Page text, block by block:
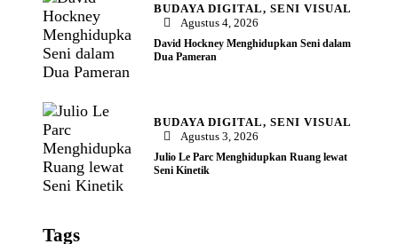
BUDAYA DIGITAL, SENI VISUAL
Agustus 4, 2026
David Hockney Menghidupkan Seni dalam
Dua Pameran
BUDAYA DIGITAL, SENI VISUAL
Agustus 3, 2026
Julio Le Parc Menghidupkan Ruang lewat
Seni Kinetik
Tags